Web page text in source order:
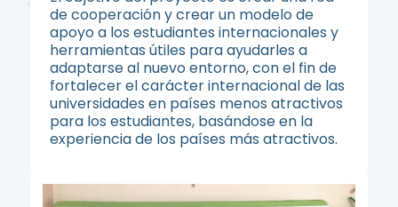
de cooperación y crear un modelo de
apoyo a los estudiantes internacionales y
herramientas útiles para ayudarles a
adaptarse al nuevo entorno, con el fin de
fortalecer el carácter internacional de las
universidades en países menos atractivos
para los estudiantes, basándose en la
experiencia de los países más atractivos.